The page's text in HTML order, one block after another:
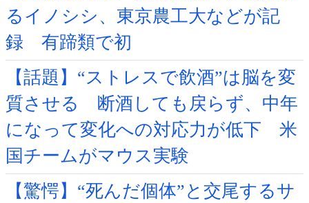
るイノシシ、東京農工大などが記
録 有蹄類で初
【話題】“ストレスで飲酒”は脳を変
質させる 断酒しても戻らず、中年
になって変化への対応力が低下 米
国チームがマウス実験
【驚愕】“死んだ個体”と交尾するサ